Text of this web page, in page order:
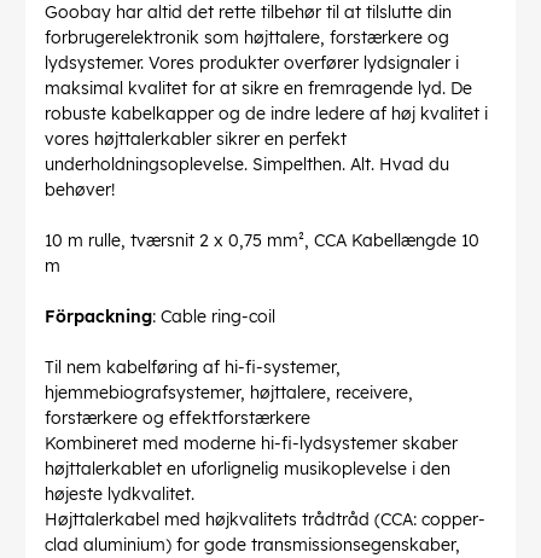
Goobay har altid det rette tilbehør til at tilslutte din
forbrugerelektronik som højttalere, forstærkere og
lydsystemer. Vores produkter overfører lydsignaler i
maksimal kvalitet for at sikre en fremragende lyd. De
robuste kabelkapper og de indre ledere af høj kvalitet i
vores højttalerkabler sikrer en perfekt
underholdningsoplevelse. Simpelthen. Alt. Hvad du
behøver!
10 m rulle, tværsnit 2 x 0,75 mm², CCA Kabellængde 10
m
Förpackning: Cable ring-coil
Til nem kabelføring af hi-fi-systemer,
hjemmebiografsystemer, højttalere, receivere,
forstærkere og effektforstærkere
Kombineret med moderne hi-fi-lydsystemer skaber
højttalerkablet en uforlignelig musikoplevelse i den
højeste lydkvalitet.
Højttalerkabel med højkvalitets trådtråd (CCA: copper-
clad aluminium) for gode transmissionsegenskaber,